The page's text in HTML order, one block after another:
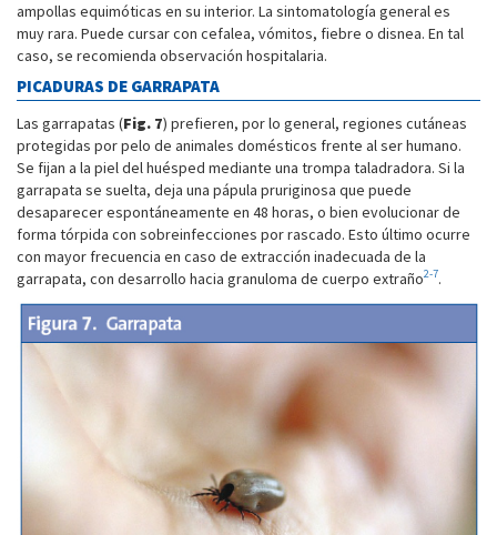
ampollas equimóticas en su interior. La sintomatología general es
muy rara. Puede cursar con cefalea, vómitos, fiebre o disnea. En tal
caso, se recomienda observación hospitalaria.
PICADURAS DE GARRAPATA
Las garrapatas (Fig. 7) prefieren, por lo general, regiones cutáneas
protegidas por pelo de animales domésticos frente al ser humano.
Se fijan a la piel del huésped mediante una trompa taladradora. Si la
garrapata se suelta, deja una pápula pruriginosa que puede
desaparecer espontáneamente en 48 horas, o bien evolucionar de
forma tórpida con sobreinfecciones por rascado. Esto último ocurre
con mayor frecuencia en caso de extracción inadecuada de la
garrapata, con desarrollo hacia granuloma de cuerpo extraño2-7.